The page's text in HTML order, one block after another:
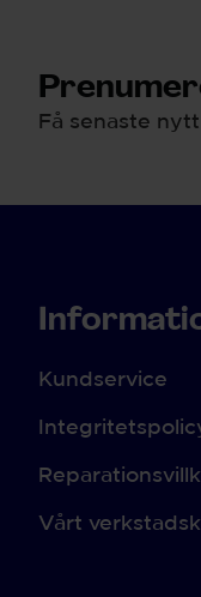
Få senaste
Kundservice
Vårt